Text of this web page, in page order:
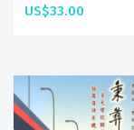
US$33.00